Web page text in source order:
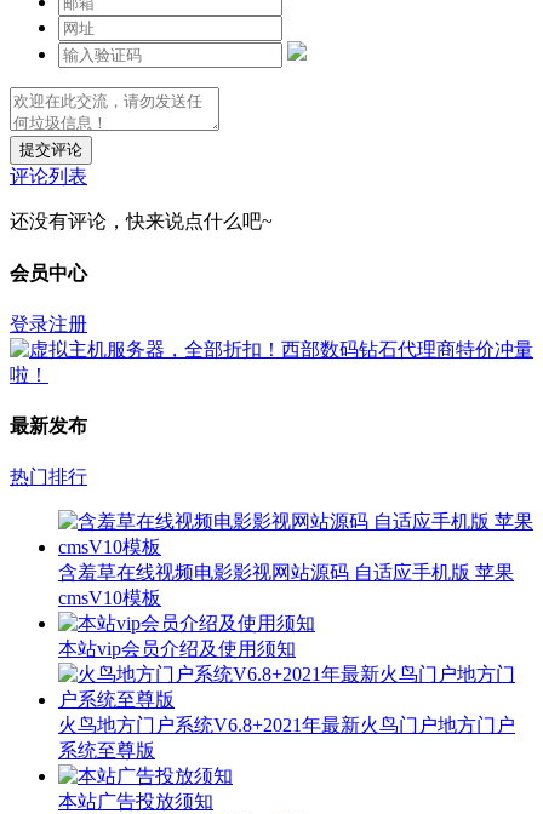
提交评论
评论列表
还没有评论，快来说点什么吧~
会员中心
登录注册
最新发布
热门排行
含羞草在线视频电影影视网站源码 自适应手机版 苹果
cmsV10模板
本站vip会员介绍及使用须知
火鸟地方门户系统V6.8+2021年最新火鸟门户地方门户
系统至尊版
本站广告投放须知